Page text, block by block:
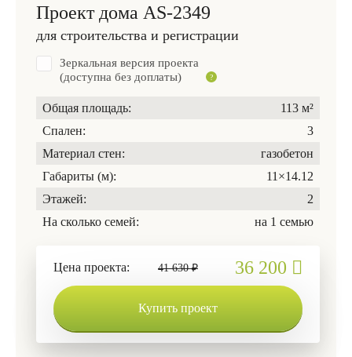
Проект дома AS-2349
для строительства и регистрации
Зеркальная версия проекта
(доступна без доплаты)
Общая площадь:
113 м²
Спален:
3
Материал стен:
газобетон
Габариты (м):
11×14.12
Этажей:
2
На сколько семей:
на 1 семью
Цена проекта: 41 630 ₽ 36 200
Купить проект